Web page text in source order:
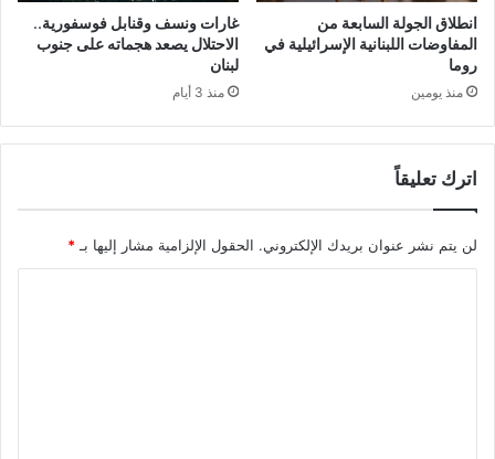
انطلاق الجولة السابعة من
المفاوضات اللبنانية الإسرائيلية في
روما
منذ يومين
غارات ونسف وقنابل فوسفورية..
الاحتلال يصعد هجماته على جنوب
لبنان
منذ 3 أيام
اترك تعليقاً
لن يتم نشر عنوان بريدك الإلكتروني. الحقول الإلزامية مشار إليها بـ *